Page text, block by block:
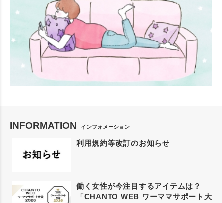
INFORMATION インフォメーション
利用規約等改訂のお知らせ
働く女性が今注目するアイテムは？
「CHANTO WEB ワーママサポート大